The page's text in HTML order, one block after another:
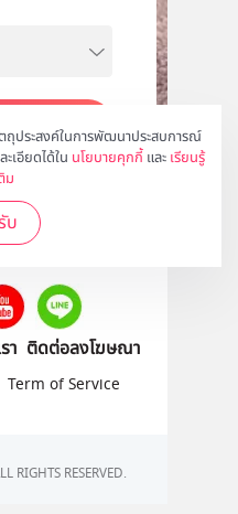
ประสงค์ในการพัฒนาประสบการณ์
เอียดได้ใน นโยบายคุกกี้ และ เรียนรู้
ม
บ
าได้ที่
า ติดต่อลงโฆษณา
Term of Service
RESERVED.